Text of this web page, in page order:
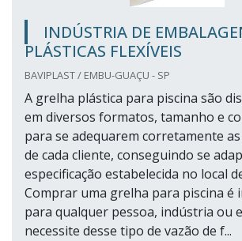
INDÚSTRIA DE
PLÁSTICAS FLEXÍVEIS
BAVIPLAST / EMBU-GUAÇU - SP
A grelha plástica para piscina são
em diversos formatos, tamanho e
para se adequarem corretamente
de cada cliente, conseguindo se
especificação estabelecida no local
Comprar uma grelha para piscina é
para qualquer pessoa, indústria ou
necessite desse tipo de vazão de f...